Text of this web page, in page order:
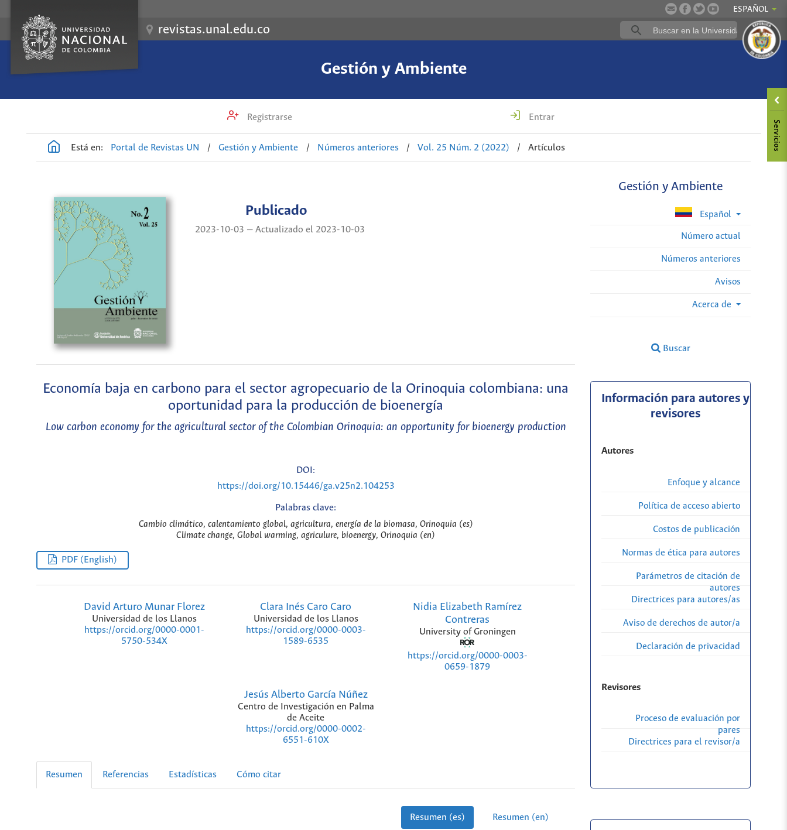
ESPAÑOL
revistas.unal.edu.co
Gestión y Ambiente
Registrarse Entrar
Está en: Portal de Revistas UN / Gestión y Ambiente / Números anteriores / Vol. 25 Núm. 2 (2022) / Artículos
Gestión y Ambiente
Español
Número actual
Números anteriores
Avisos
Acerca de
Buscar
Publicado
2023-10-03 — Actualizado el 2023-10-03
Economía baja en carbono para el sector agropecuario de la Orinoquia colombiana: una
oportunidad para la producción de bioenergía
Low carbon economy for the agricultural sector of the Colombian Orinoquia: an opportunity for bioenergy production
DOI:
https://doi.org/10.15446/ga.v25n2.104253
Palabras clave:
Cambio climático, calentamiento global, agricultura, energía de la biomasa, Orinoquia (es)
Climate change, Global warming, agriculure, bioenergy, Orinoquia (en)
PDF (English)
David Arturo Munar Florez
Universidad de los Llanos
https://orcid.org/0000-0001-
5750-534X
Clara Inés Caro Caro
Universidad de los Llanos
https://orcid.org/0000-0003-
1589-6535
Nidia Elizabeth Ramírez
Contreras
University of Groningen
https://orcid.org/0000-0003-
0659-1879
Jesús Alberto García Núñez
Centro de Investigación en Palma
de Aceite
https://orcid.org/0000-0002-
6551-610X
Resumen Referencias Estadísticas Cómo citar
Resumen (es) Resumen (en)
Información para autores y
revisores
Autores
Enfoque y alcance
Política de acceso abierto
Costos de publicación
Normas de ética para autores
Parámetros de citación de
autores
Directrices para autores/as
Aviso de derechos de autor/a
Declaración de privacidad
Revisores
Proceso de evaluación por
pares
Directrices para el revisor/a